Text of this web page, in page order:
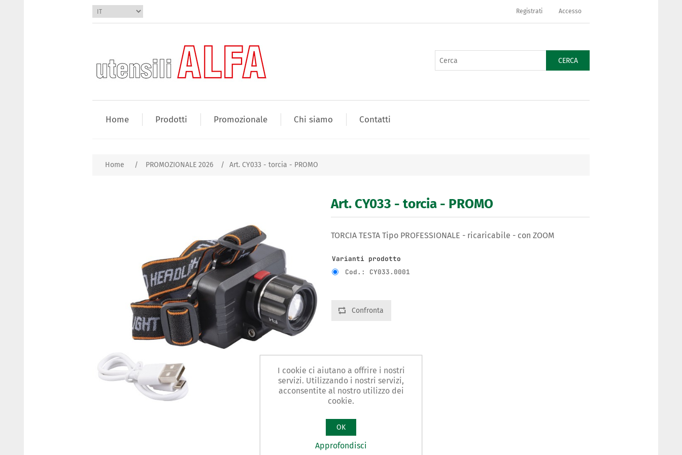
Registrati Accesso
CERCA
Home Prodotti Promozionale Chi siamo Contatti
Home / PROMOZIONALE 2026 / Art. CY033 - torcia - PROMO
Art. CY033 - torcia - PROMO
TORCIA TESTA Tipo PROFESSIONALE - ricaricabile - con ZOOM
Varianti prodotto
Cod.: CY033.0001
Confronta
I cookie ci aiutano a offrire i nostri
servizi. Utilizzando i nostri servizi,
acconsentite al nostro utilizzo dei
cookie.
OK
Approfondisci